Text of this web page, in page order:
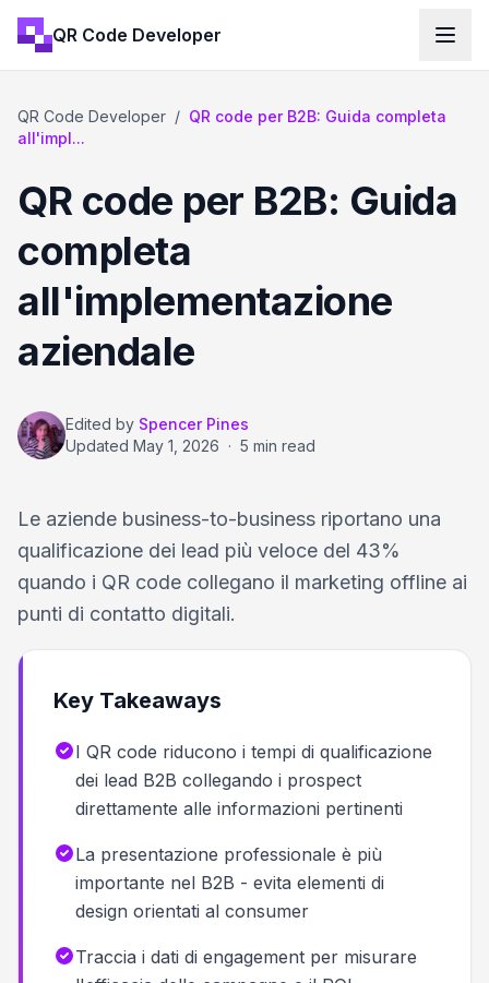
QR Code Developer
QR Code Developer / QR code per B2B: Guida completa
all'impl...
QR code per B2B: Guida
completa
all'implementazione
aziendale
Edited by Spencer Pines
Updated May 1, 2026 · 5 min read
Le aziende business-to-business riportano una
qualificazione dei lead più veloce del 43%
quando i QR code collegano il marketing offline ai
punti di contatto digitali.
Key Takeaways
I QR code riducono i tempi di qualificazione
dei lead B2B collegando i prospect
direttamente alle informazioni pertinenti
La presentazione professionale è più
importante nel B2B - evita elementi di
design orientati al consumer
Traccia i dati di engagement per misurare